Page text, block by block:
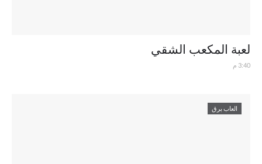
لعبة المكعب الشقي
3:40 م
العاب برق